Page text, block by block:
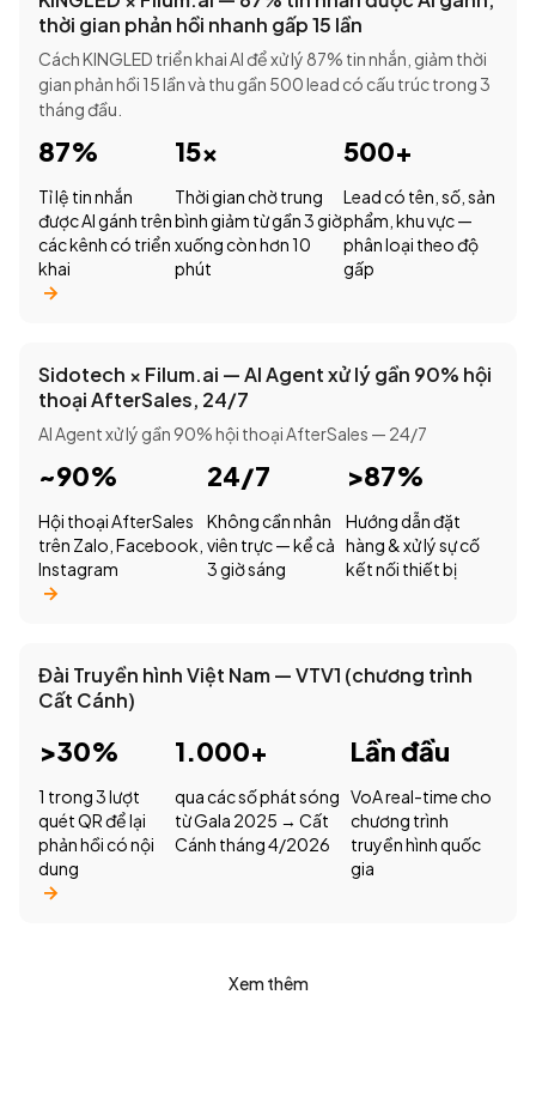
thời gian phản hồi nhanh gấp 15 lần
Cách KINGLED triển khai AI để xử lý 87% tin nhắn, giảm thời
gian phản hồi 15 lần và thu gần 500 lead có cấu trúc trong 3
tháng đầu.
87%
Tỉ lệ tin nhắn
được AI gánh trên
các kênh có triển
khai
15×
Thời gian chờ trung
bình giảm từ gần 3 giờ
xuống còn hơn 10
phút
500+
Lead có tên, số, sản
phẩm, khu vực —
phân loại theo độ
gấp
Sidotech × Filum.ai — AI Agent xử lý gần 90% hội
thoại AfterSales, 24/7
AI Agent xử lý gần 90% hội thoại AfterSales — 24/7
~90%
Hội thoại AfterSales
trên Zalo, Facebook,
Instagram
24/7
Không cần nhân
viên trực — kể cả
3 giờ sáng
>87%
Hướng dẫn đặt
hàng & xử lý sự cố
kết nối thiết bị
Đài Truyền hình Việt Nam — VTV1 (chương trình
Cất Cánh)
>30%
1 trong 3 lượt
quét QR để lại
phản hồi có nội
dung
1.000+
qua các số phát sóng
từ Gala 2025 → Cất
Cánh tháng 4/2026
Lần đầu
VoA real-time cho
chương trình
truyền hình quốc
gia
Xem thêm